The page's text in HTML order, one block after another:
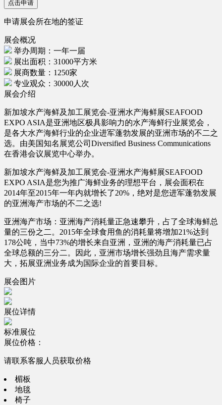
点击申请
申请展会所在地的签证
展会概况
举办周期：一年一届
展出面积：31000平方米
展商数量：1250家
专业观众：30000人次
展会介绍
新加坡水产海鲜及加工展览会-亚洲水产海鲜展SEAFOOD
EXPO ASIA是亚洲地区极具影响力的水产海鲜行业展览会，
是各大水产海鲜行业的企业进军蓬勃发展的亚洲市场的不二之
选。由美国知名展览公司Diversified Business Communications
在香港会议展览中心举办。
新加坡水产海鲜及加工展览会-亚洲水产海鲜展SEAFOOD
EXPO ASIA是您为推广海鲜业务的理想平台，展会面积在
2014年至2015年一年内就增长了20%，绝对是您进军蓬勃发展
的亚洲海产市场的不二之选!
亚洲海产市场：亚洲海产消耗量正急速攀升，占了全球海鲜总
量的三份之二。2015年全球食用鱼的消耗量将增加21%达到
178公吨，当中73%的增长来自亚洲，亚洲的海产消耗量已占
全球总额的三分二。因此，亚洲市场增长强劲且海产需求量
大，拓展亚洲业务成为国际企业的首要目标。
展会图片
展位详情
标准展位
展位价格：
请联系客服人员获取价格
楣板
地毯
椅子